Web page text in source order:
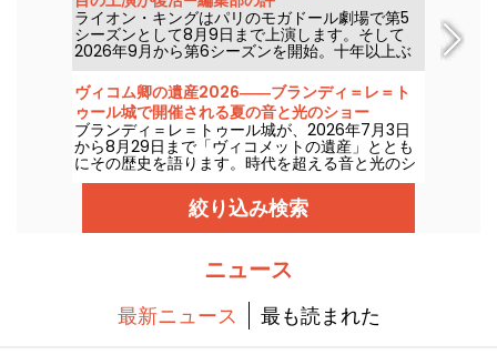
ライオン・キングはパリのモガドール劇場で第5
シーズンとして8月9日まで上演します。そして
2026年9月から第6シーズンを開始。十年以上ぶ
りとなるこのパリの劇場での公演再開です。現地
で観てきました。詳報します！
ヴィコム卿の遺産2026――ブランディ＝レ＝ト
ゥール城で開催される夏の音と光のショー
ブランディ＝レ＝トゥール城が、2026年7月3日
から8月29日まで「ヴィコメットの遺産」ととも
にその歴史を語ります。時代を超える音と光のシ
ョーで、この中世の城を新たに発見してくださ
い。私たちはその魅力を取材してきました。ここ
では、その一部をご紹介します。
絞り込み検索
ニュース
最新ニュース 最も読まれた